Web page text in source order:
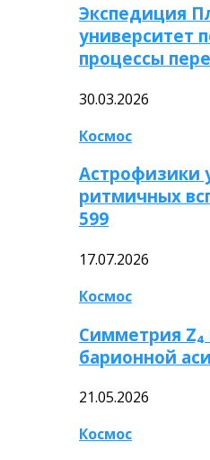
Экспедиция
университет
процессы
30.03.2026
Космос
Астрофизики
ритмичных
599
17.07.2026
Космос
Симметрия Z₄
барионной
21.05.2026
Космос